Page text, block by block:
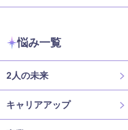
悩み一覧
2人の未来
キャリアアップ